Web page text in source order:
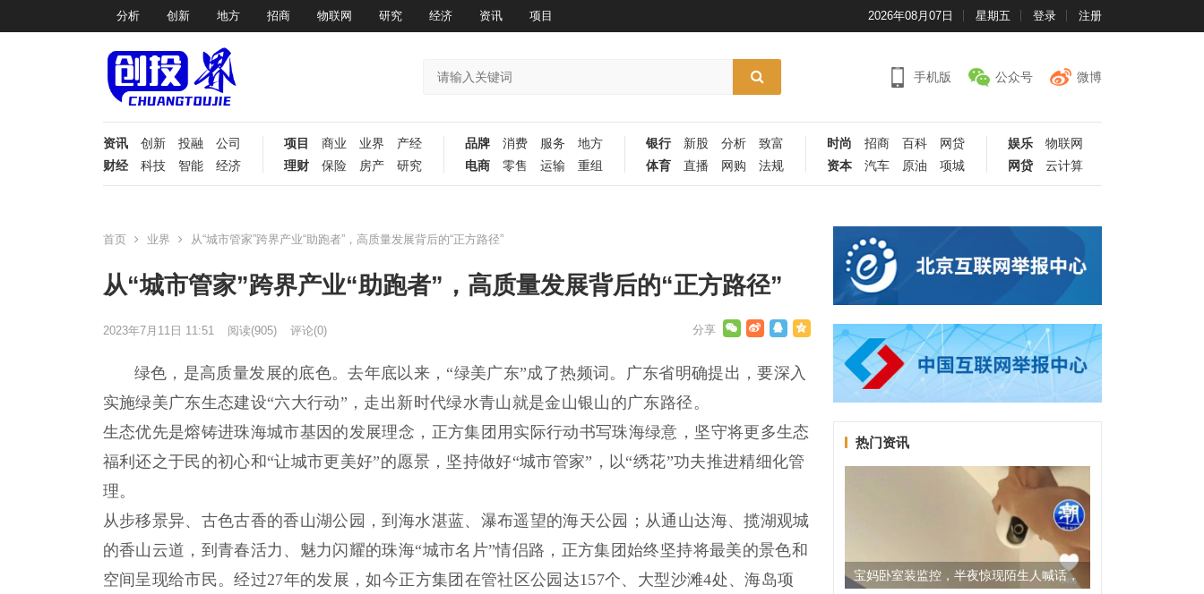
分析 创新 地方 招商 物联网 研究 经济 资讯 项目 2026年08月07日 星期五 登录 注册
手机版 公众号 微博
资讯 创新 投融
公司
财经
科技 智能 经济
项目 商业 业界
产经
理财
保险 房产 研究
品牌 消费 服务
地方
电商
零售 运输 重组
银行 新股 分析
致富
体育
直播 网购 法规
时尚 招商 百科
网贷
资本
汽车 原油 项城
娱乐
物联网
网贷
云计算
首页 业界 从“城市管家”跨界产业“助跑者”，高质量发展背后的“正方路径”
从“城市管家”跨界产业“助跑者”，高质量发展背后的“正方路径”
2023年7月11日 11:51 阅读(905) 评论(0)
绿色，是高质量发展的底色。去年底以来，“绿美广东”成了热频词。广东省明确提出，要深入
实施绿美广东生态建设“六大行动”，走出新时代绿水青山就是金山银山的广东路径。
生态优先是熔铸进珠海城市基因的发展理念，正方集团用实际行动书写珠海绿意，坚守将更多生态
福利还之于民的初心和“让城市更美好”的愿景，坚持做好“城市管家”，以“绣花”功夫推进精细化管
理。
从步移景异、古色古香的香山湖公园，到海水湛蓝、瀑布遥望的海天公园；从通山达海、揽湖观城
的香山云道，到青春活力、魅力闪耀的珠海“城市名片”情侣路，正方集团始终坚持将最美的景色和
空间呈现给市民。经过27年的发展，如今正方集团在管社区公园达157个、大型沙滩4处、海岛项
热门资讯
宝妈卧室装监控，半夜惊现陌生人喊话，